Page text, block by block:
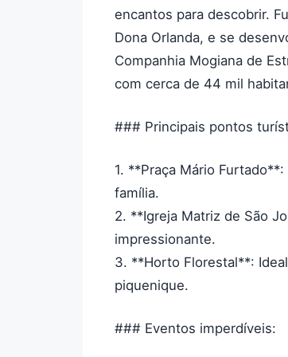
encantos para descobrir.
Dona Orlanda, e se
Companhia Mogiana de
com cerca de 44 mil
### Principais pontos
1. **Praça Mário
família.
2. **Igreja Matriz de São
impressionante.
3. **Horto Florestal**:
piquenique.
### Eventos imperdíveis: